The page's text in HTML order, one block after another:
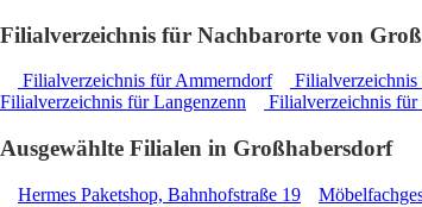
Filialverzeichnis für Nachbarorte von
Filialverzeichnis für Ammerndorf
Filialverzeichnis für Langenzenn
Filialverzeichnis
Ausgewählte Filialen in Großhabersdorf
Hermes Paketshop, Bahnhofstraße 19